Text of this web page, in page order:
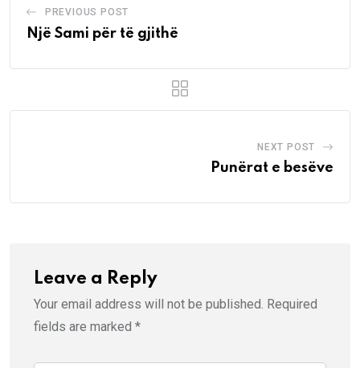
PREVIOUS POST
Një Sami për të gjithë
NEXT POST
Punërat e besëve
Leave a Reply
Your email address will not be published. Required
fields are marked *